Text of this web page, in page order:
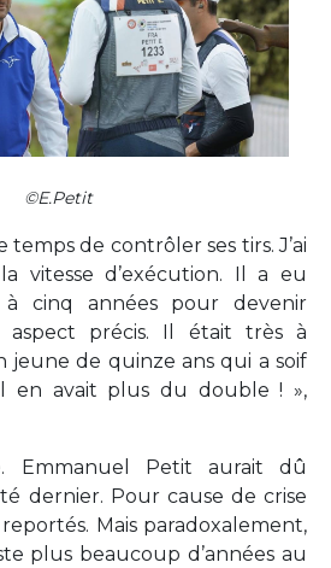
©E.Petit
de contrôler ses tirs. J’ai
vitesse d’exécution. Il a eu
cinq années pour devenir
précis. Il était très à
jeune de quinze ans qui a soif
il en avait plus du double ! »,
Emmanuel Petit aurait dû
dernier. Pour cause de crise
Mais paradoxalement,
plus beaucoup d’années au